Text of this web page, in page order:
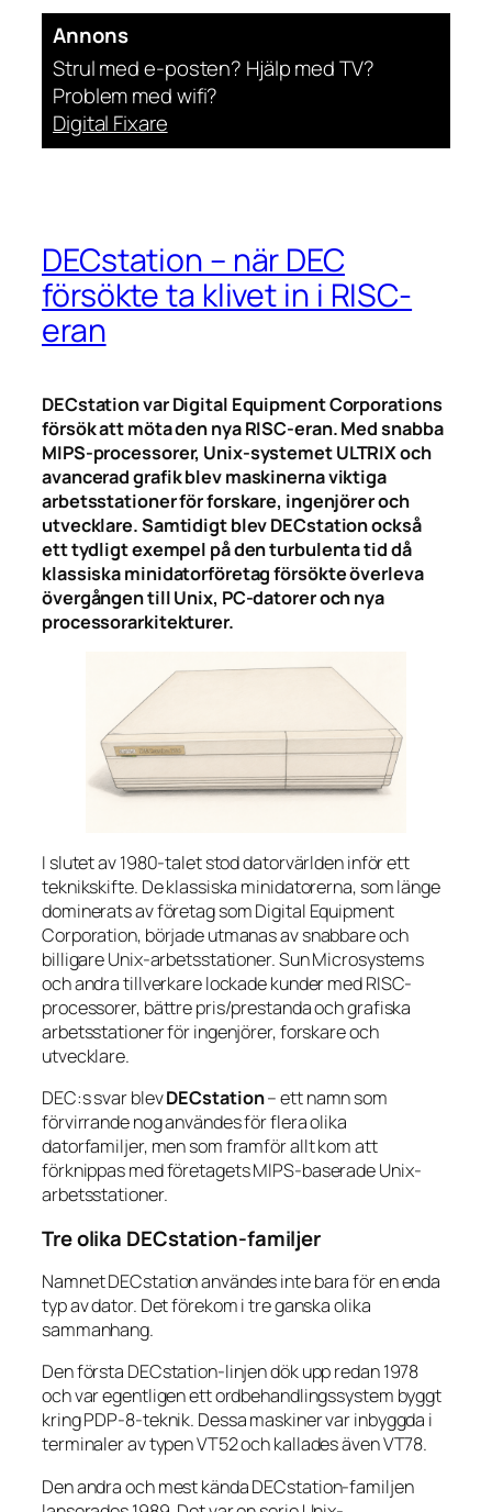
Annons
Strul med e-posten? Hjälp med TV?
Problem med wifi?
Digital Fixare
DECstation – när DEC
försökte ta klivet in i RISC-
eran
DECstation var Digital Equipment Corporations
försök att möta den nya RISC-eran. Med snabba
MIPS-processorer, Unix-systemet ULTRIX och
avancerad grafik blev maskinerna viktiga
arbetsstationer för forskare, ingenjörer och
utvecklare. Samtidigt blev DECstation också
ett tydligt exempel på den turbulenta tid då
klassiska minidatorföretag försökte överleva
övergången till Unix, PC-datorer och nya
processorarkitekturer.
I slutet av 1980-talet stod datorvärlden inför ett
teknikskifte. De klassiska minidatorerna, som länge
dominerats av företag som Digital Equipment
Corporation, började utmanas av snabbare och
billigare Unix-arbetsstationer. Sun Microsystems
och andra tillverkare lockade kunder med RISC-
processorer, bättre pris/prestanda och grafiska
arbetsstationer för ingenjörer, forskare och
utvecklare.
DEC:s svar blevDECstation– ett namn som
förvirrande nog användes för flera olika
datorfamiljer, men som framför allt kom att
förknippas med företagets MIPS-baserade Unix-
arbetsstationer.
Tre olika DECstation-familjer
Namnet DECstation användes inte bara för en enda
typ av dator. Det förekom i tre ganska olika
sammanhang.
Den första DECstation-linjen dök upp redan 1978
och var egentligen ett ordbehandlingssystem byggt
kring PDP-8-teknik. Dessa maskiner var inbyggda i
terminaler av typen VT52 och kallades även VT78.
Den andra och mest kända DECstation-familjen